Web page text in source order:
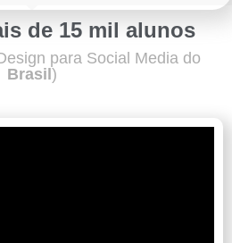
de 15 mil alunos
para Social Media do
Brasil )